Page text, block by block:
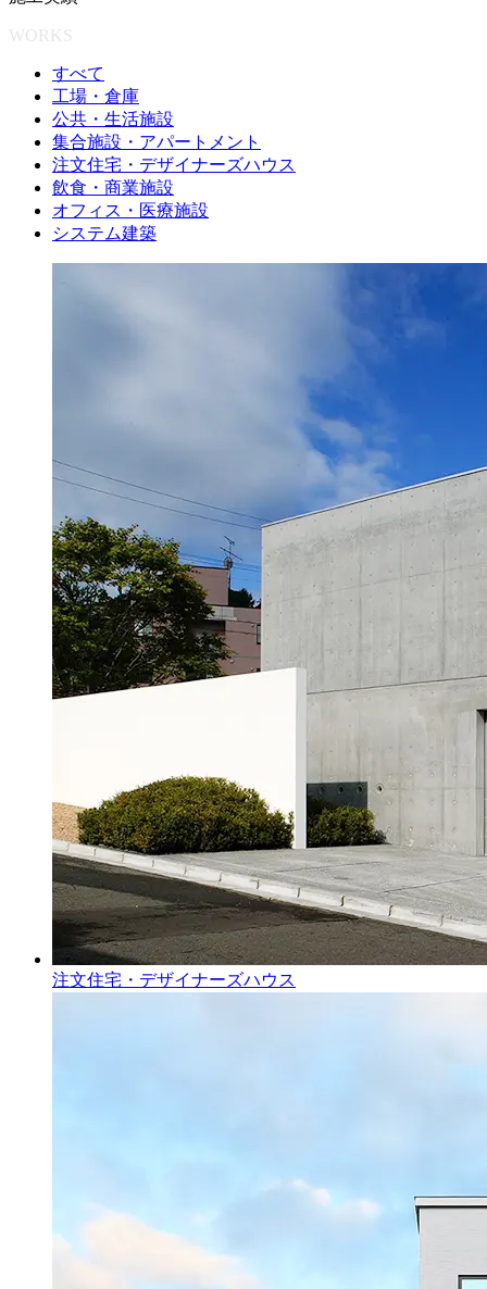
WORKS
すべて
工場・倉庫
公共・生活施設
集合施設・アパートメント
注文住宅・デザイナーズハウス
飲食・商業施設
オフィス・医療施設
システム建築
注文住宅・デザイナーズハウス